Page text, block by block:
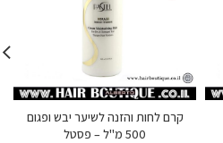
קרם לחות והזנה לשיער יבש ופגום
500 מ"ל – פסטל